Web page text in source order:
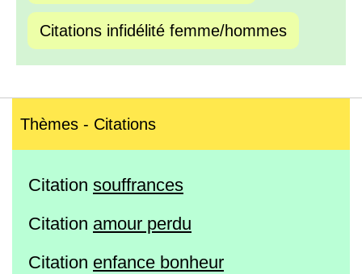
Citations infidélité femme/hommes
Thèmes - Citations
Citation souffrances
Citation amour perdu
Citation enfance bonheur